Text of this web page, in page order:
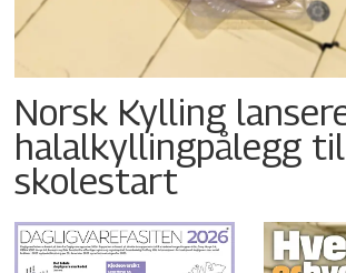
Norsk Kylling
halalkyllingpålegg til
skolestart